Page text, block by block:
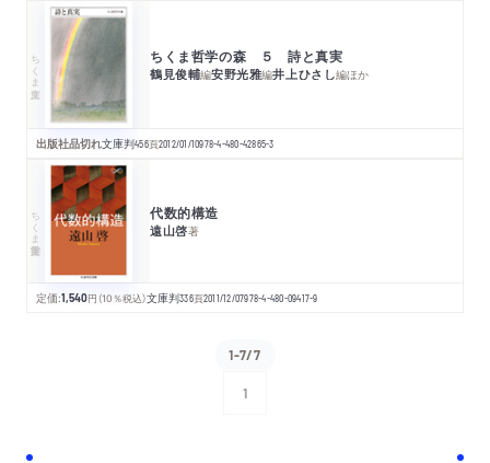
ちくま文庫 ちくま哲学の森 ５ 詩と真実
鶴見俊輔編安野光雅編井上ひさし編ほか
出版社品切れ文庫判456頁2012/01/10978-4-480-42865-3
ちくま学芸文庫 代数的構造
遠山啓著
定価:1,540円 （10％税込）文庫判336頁2011/12/07978-4-480-09417-9
1-7/7
1